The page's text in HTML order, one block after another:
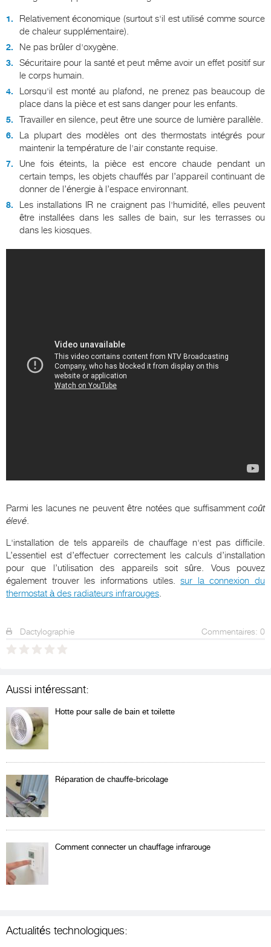
Relativement économique (surtout s'il est utilisé comme source
de chaleur supplémentaire).
Ne pas brûler d'oxygène.
Sécuritaire pour la santé et peut même avoir un effet positif sur
le corps humain.
Lorsqu'il est monté au plafond, ne prenez pas beaucoup de
place dans la pièce et est sans danger pour les enfants.
Travailler en silence, peut être une source de lumière parallèle.
La plupart des modèles ont des thermostats intégrés pour
maintenir la température de l'air constante requise.
Une fois éteints, la pièce est encore chaude pendant un
certain temps, les objets chauffés par l’appareil continuant de
donner de l’énergie à l’espace environnant.
Les installations IR ne craignent pas l'humidité, elles peuvent
être installées dans les salles de bain, sur les terrasses ou
dans les kiosques.
Parmi les lacunes ne peuvent être notées que suffisamment coût
élevé
L'installation de tels appareils de chauffage n'est pas difficile.
L’essentiel est d’effectuer correctement les calculs d’installation
pour que l’utilisation des appareils soit sûre. Vous pouvez
également trouver les informations utiles.sur la connexion du
thermostat à des radiateurs infrarouges
Dactylographie Commentaires: 0
Aussi intéressant:
Hotte pour salle de bain et toilette
Réparation de chauffe-bricolage
Comment connecter un chauffage infrarouge
Actualités technologiques: